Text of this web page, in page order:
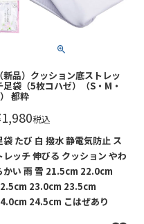
（新品）クッション底ストレッ
足袋（5枚コハゼ）（S・M・
都粋
1,980税込
袋 たび 白 撥水 静電気防止 ス
レッチ 伸びる クッション やわ
かい 雨 雪 21.5cm 22.0cm
23.0cm 23.5cm
24.5cm こはぜあり